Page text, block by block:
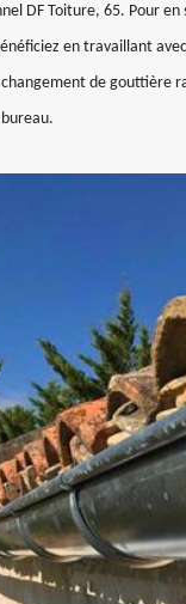
DF Toiture, 65. Pour en
en travaillant
de gouttière